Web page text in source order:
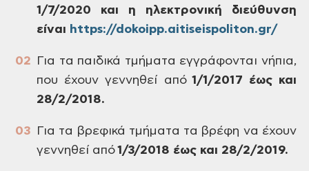
1/7/2020
και η ηλεκτρονική διεύθυνση
είναι https://dokoipp.aitiseispoliton.gr/
Για τα παιδικά τμήματα εγγράφονται νήπια,
που έχουν γεννηθεί από 1/1/2017 έως και
28/2/2018.
Για τα βρεφικά τμήματα τα βρέφη να έχουν
γεννηθεί από1/3/2018 έως και 28/2/2019.